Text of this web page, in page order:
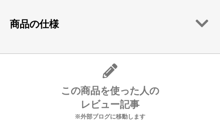
商品の仕様
この商品を使った人の
レビュー記事
※外部ブログに移動します